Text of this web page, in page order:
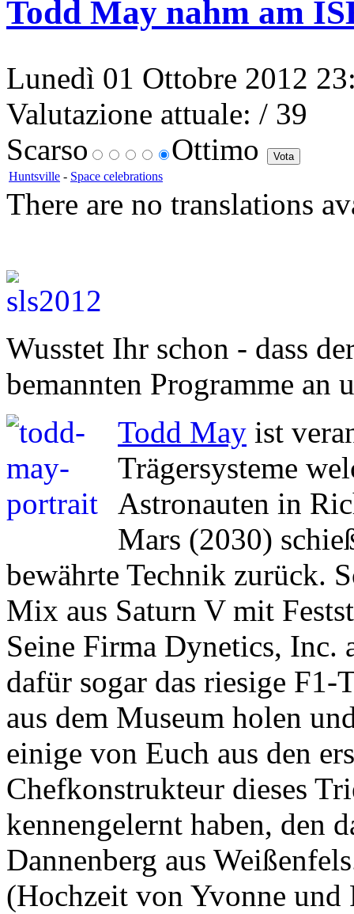
Todd May nahm am
Lunedì 01 Ottobre 2012
Valutazione attuale: / 39
Scarso
Ottimo
Huntsville - Space celebrations
There are no translations
Wusstet Ihr schon - dass
bemannten Programme an
Todd May ist
Trägersysteme
Astronauten in
Mars (2030)
bewährte Technik zurück.
Mix aus Saturn V mit
Seine Firma Dynetics,
dafür sogar das riesige
aus dem Museum holen
einige von Euch aus den
Chefkonstrukteur dieses
kennengelernt haben, den
Dannenberg aus
(Hochzeit von Yvonne und